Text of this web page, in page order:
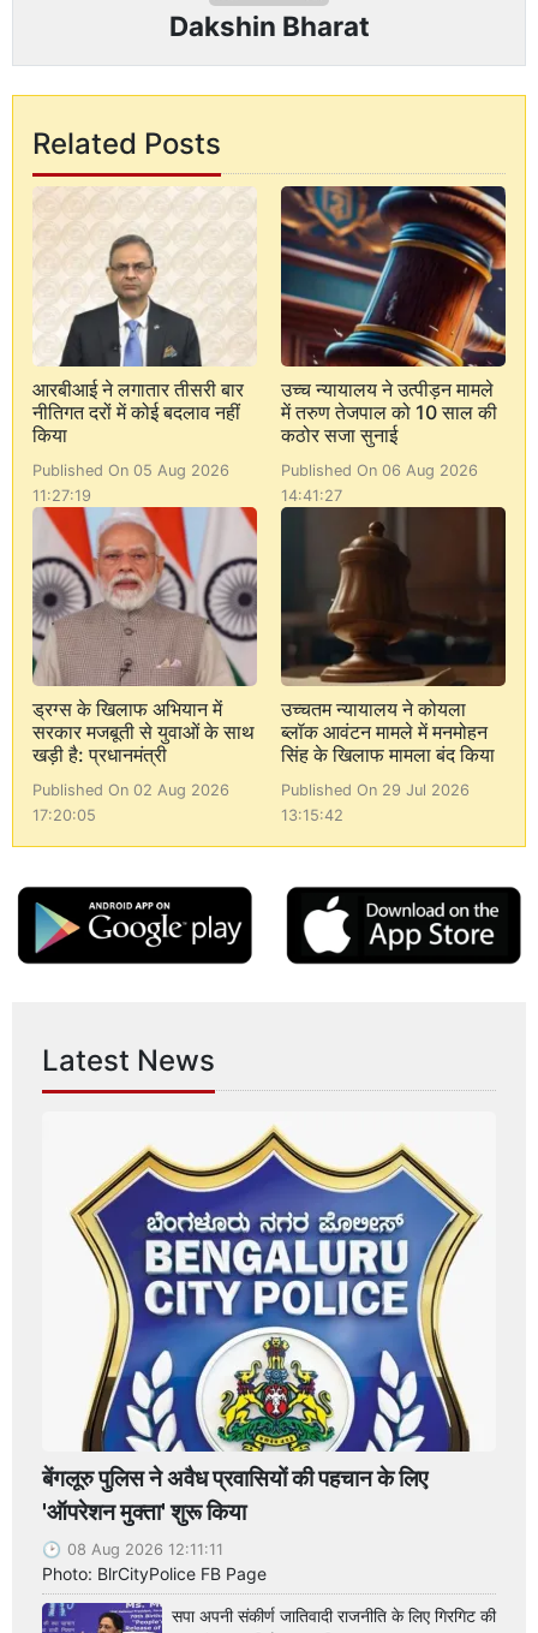
Dakshin Bharat
Related Posts
आरबीआई ने लगातार तीसरी बार
नीतिगत दरों में कोई बदलाव नहीं
किया
Published On 05 Aug 2026
11:27:19
उच्च न्यायालय ने उत्पीड़न मामले
में तरुण तेजपाल को 10 साल की
कठोर सजा सुनाई
Published On 06 Aug 2026
14:41:27
ड्रग्स के खिलाफ अभियान में
सरकार मजबूती से युवाओं के साथ
खड़ी है: प्रधानमंत्री
Published On 02 Aug 2026
17:20:05
उच्चतम न्यायालय ने कोयला
ब्लॉक आवंटन मामले में मनमोहन
सिंह के खिलाफ मामला बंद किया
Published On 29 Jul 2026
13:15:42
Latest News
बेंगलूरु पुलिस ने अवैध प्रवासियों की पहचान के लिए
'ऑपरेशन मुक्ता' शुरू किया
08 Aug 2026 12:11:11
Photo: BlrCityPolice FB Page
सपा अपनी संकीर्ण जातिवादी राजनीति के लिए गिरगिट की